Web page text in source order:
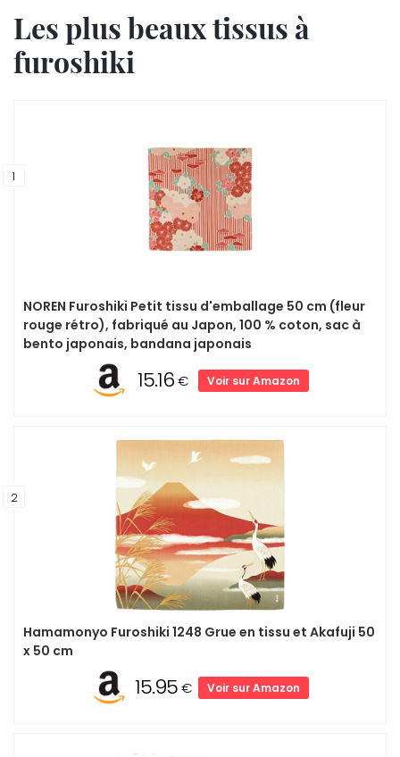
Les plus beaux tissus à
furoshiki
1
NOREN Furoshiki Petit tissu d'emballage 50 cm (fleur
rouge rétro), fabriqué au Japon, 100 % coton, sac à
bento japonais, bandana japonais
15.16€ Voir sur Amazon
2
Hamamonyo Furoshiki 1248 Grue en tissu et Akafuji 50
x 50 cm
15.95€ Voir sur Amazon